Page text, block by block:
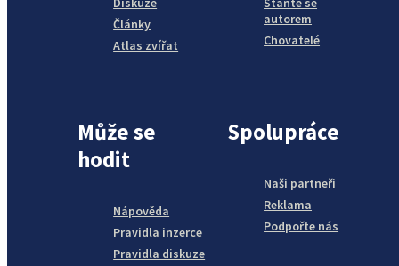
Články
Atlas zvířat
autorem
Chovatelé
Může se
hodit
Nápověda
Pravidla inzerce
Pravidla diskuze
Spolupráce
Naši partneři
Reklama
Podpořte nás